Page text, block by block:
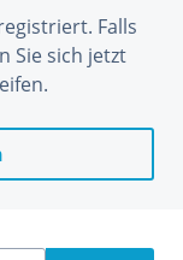
Falls
Sie sich jetzt